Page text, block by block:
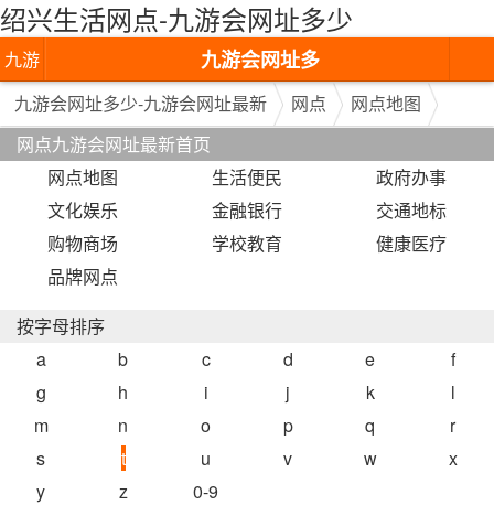
绍兴生活网点-九游会网址多少
九游
会网
址多
最新
九游会网址多
少-九游会网址
九游会网址多少-九游会网址最新 网点
网点地图
网点九游会网址最新首页
网点地图
生活便民
政府办事
文化娱乐
金融银行
交通地标
购物商场
学校教育
健康医疗
品牌网点
按字母排序
a
b c d e
f
g
h i j k
l
m
n o p q
r
s
t u v w
x
y
z 0-9